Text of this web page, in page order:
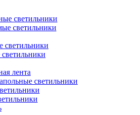
светильники
светильники
светильники
лента
светильники